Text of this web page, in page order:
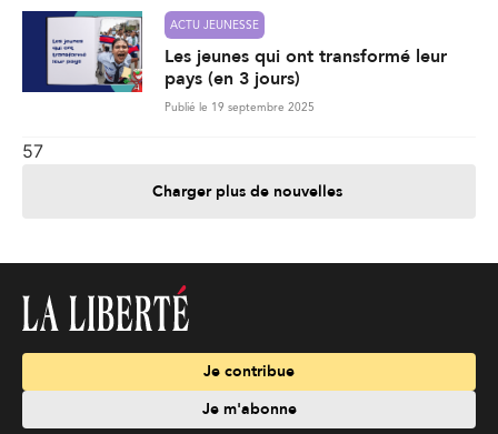
ACTU JEUNESSE
Les jeunes qui ont transformé leur
pays (en 3 jours)
Publié le 19 septembre 2025
57
Charger plus de nouvelles
Je contribue
Je m'abonne